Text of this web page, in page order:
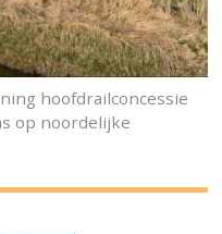
hoofdrailconcessie
op noordelijke